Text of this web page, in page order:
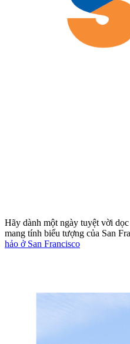
Hãy dành một ngày tuyệt vời
mang tính biểu tượng của San
hảo ở San Francisco